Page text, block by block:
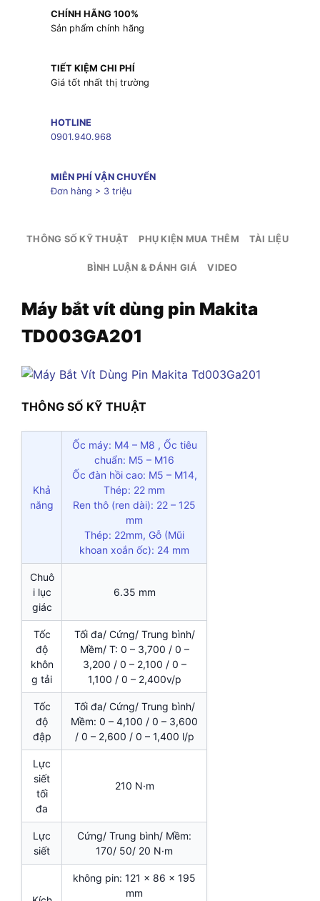
CHÍNH HÃNG 100%
Sản phẩm chính hãng
TIẾT KIỆM CHI PHÍ
Giá tốt nhất thị trường
HOTLINE
0901.940.968
MIỄN PHÍ VẬN CHUYỂN
Đơn hàng > 3 triệu
THÔNG SỐ KỸ THUẬT PHỤ KIỆN MUA THÊM TÀI LIỆU
BÌNH LUẬN & ĐÁNH GIÁ VIDEO
Máy bắt vít dùng pin Makita
TD003GA201
THÔNG SỐ KỸ THUẬT
Khả
năng
Ốc máy: M4 – M8 , Ốc tiêu
chuẩn: M5 – M16
Ốc đàn hồi cao: M5 – M14,
Thép: 22 mm
Ren thô (ren dài): 22 – 125
mm
Thép: 22mm, Gỗ (Mũi
khoan xoắn ốc): 24 mm
Chuô
i lục
giác
6.35 mm
Tốc
độ
khôn
g tải
Tối đa/ Cứng/ Trung bình/
Mềm/ T: 0 – 3,700 / 0 –
3,200 / 0 – 2,100 / 0 –
1,100 / 0 – 2,400v/p
Tốc
độ
đập
Tối đa/ Cứng/ Trung bình/
Mềm: 0 – 4,100 / 0 – 3,600
/ 0 – 2,600 / 0 – 1,400 l/p
Lực
siết
tối
đa
210 N·m
Lực
siết
Cứng/ Trung bình/ Mềm:
170/ 50/ 20 N·m
không pin: 121 x 86 x 195
mm